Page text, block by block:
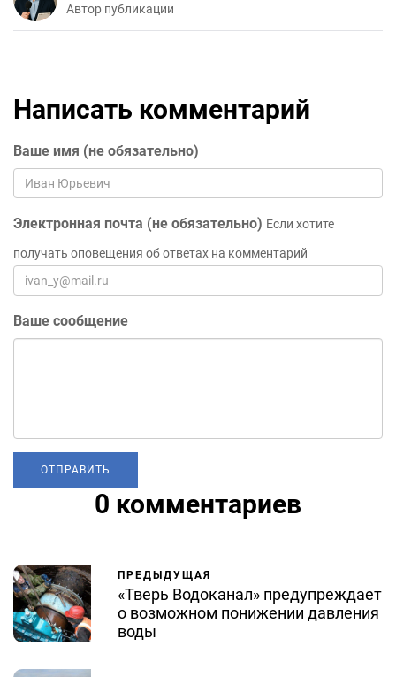
Автор публикации
Написать комментарий
Ваше имя (не обязательно)
Электронная почта (не обязательно) Если хотите
получать оповещения об ответах на комментарий
Ваше сообщение
0 комментариев
ПРЕДЫДУЩАЯ
«Тверь Водоканал» предупреждает
о возможном понижении давления
воды